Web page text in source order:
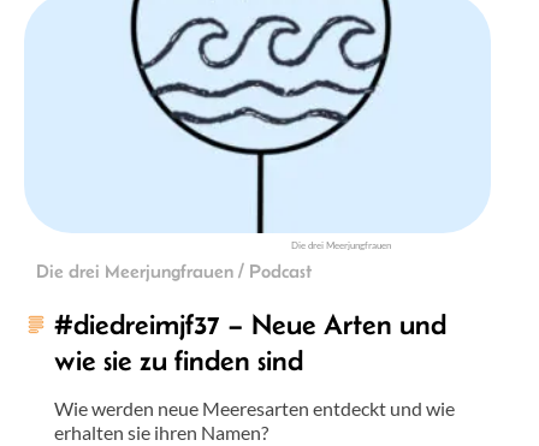
Die drei Meerjungfrauen
Die drei Meerjungfrauen / Podcast
#diedreimjf37 – Neue Arten und
wie sie zu finden sind
Wie werden neue Meeresarten entdeckt und wie
erhalten sie ihren Namen?